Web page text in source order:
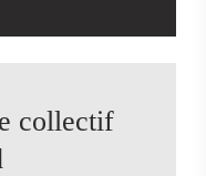
collectif